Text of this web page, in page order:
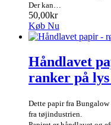
Der kan…
50,00kr
Køb Nu
Håndlavet
ranker på
Dette papir fra
fra tøjindustrien.